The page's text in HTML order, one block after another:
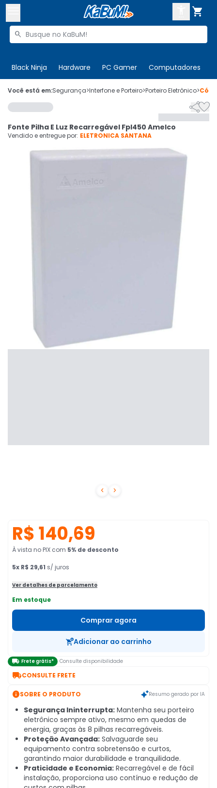

Buscar produtos

Black Ninja Hardware PC Gamer Computadores
 Olá. Acesse sua conta
 Departamentos
Cupons
Mais Vendidos
CADASTRE-SE
Você está em:Segurança>Interfone e Porteiro>Porteiro Eletrônico>
 

Fonte Pilha E Luz Recarregável Fpl450 Amelco
Vendido e entregue por: ELETRONICA SANTANA
R$ 140,69
À vista no PIX com 5% de desconto
5x R$ 29,61 s/ juros
Ver detalhes de parcelamento
Em estoque
Comprar agora
Adicionar ao carrinho
 Frete grátis* Consulte disponibilidade
CONSULTE FRETE
SOBRE O PRODUTO Resumo gerado por IA
Segurança Ininterrupta: Mantenha seu porteiro
eletrônico sempre ativo, mesmo em quedas de
energia, graças às 8 pilhas recarregáveis.
Proteção Avançada: Salvaguarde seu
equipamento contra sobretensão e curtos,
garantindo maior durabilidade e tranquilidade.
Praticidade e Economia: Recarregável e de fácil
instalação, proporciona uso contínuo e redução de